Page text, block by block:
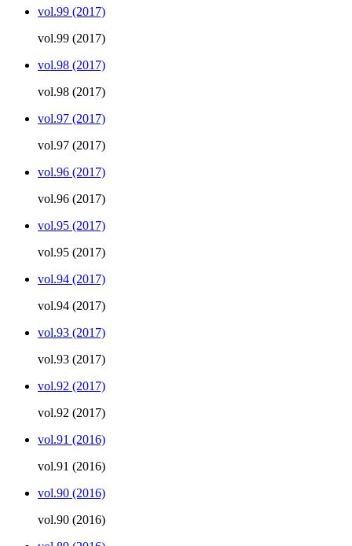
vol.99 (2017)
vol.99 (2017)
vol.98 (2017)
vol.98 (2017)
vol.97 (2017)
vol.97 (2017)
vol.96 (2017)
vol.96 (2017)
vol.95 (2017)
vol.95 (2017)
vol.94 (2017)
vol.94 (2017)
vol.93 (2017)
vol.93 (2017)
vol.92 (2017)
vol.92 (2017)
vol.91 (2016)
vol.91 (2016)
vol.90 (2016)
vol.90 (2016)